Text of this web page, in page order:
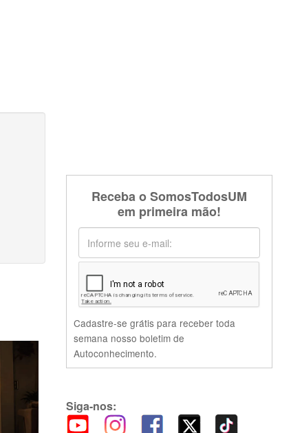
Receba o SomosTodosUM
em primeira mão!
Cadastre-se grátis para receber toda
semana nosso boletim de
Autoconhecimento.
Siga-nos: